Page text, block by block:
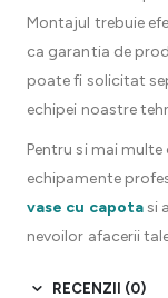
Montajul trebuie
ca garantia de
poate fi solicitat
echipei noastre
Pentru si mai
echipamente
vase cu capotasi
nevoilor afacerii
RECENZII (0)